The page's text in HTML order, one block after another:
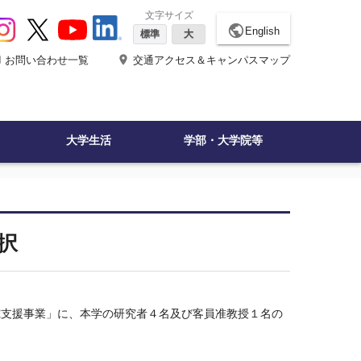
文字サイズ
標準
大 public English
お問い合わせ一覧 place 交通アクセス＆キャンパスマップ
大学生活 学部・大学院等
援事業」に、本学の研究者４名及び客員准教授１名の